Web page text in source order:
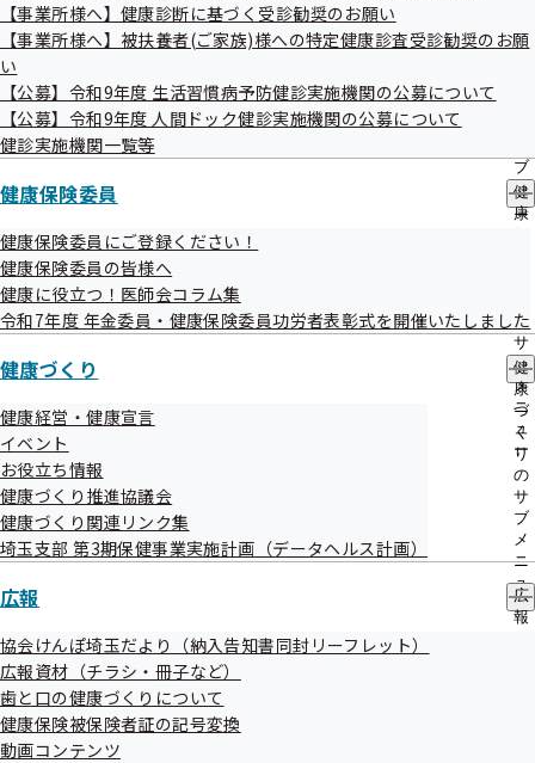
先
一
覧
サ
ブ
ニ
の
ブ
メ
ニ
ュ
【事業所様へ】健康診断に基づく受診勧奨のお願い
【事業所様へ】被扶養者(ご家族)様への特定健康診査受診勧奨のお願
い
【公募】令和9年度 生活習慣病予防健診実施機関の公募について
【公募】令和9年度 人間ドック健診実施機関の公募について
健診実施機関一覧等
健康保険委員
健
康
の
サ
ブ
メ
ニ
ュ
ー
健康保険委員にご登録ください！
健康保険委員の皆様へ
健康に役立つ！医師会コラム集
令和7年度 年金委員・健康保険委員功労者表彰式を開催いたしました
健康づくり
健
康
づ
く
り
の
サ
ブ
メ
ニ
ュ
ー
健康経営・健康宣言
イベント
お役立ち情報
健康づくり推進協議会
健康づくり関連リンク集
埼玉支部 第3期保健事業実施計画（データヘルス計画）
広報
広
報
協会けんぽ埼玉だより（納入告知書同封リーフレット）
広報資材（チラシ・冊子など）
歯と口の健康づくりについて
健康保険被保険者証の記号変換
動画コンテンツ
令和4年度 第5回埼玉支部評議会 資料
議事次第
資料1 令和５年度 埼玉支部保険料率について
資料2 令和４年度 埼玉支部事業計画実施状況（第３四半
期）
資料3 令和５年度 埼玉支部事業計画
資料4 令和５年度 支部保険者機能強化予算（案）
資料5-1 健康経営推進の取組みについて
資料5-2 第２期埼玉支部データヘルス計画の実施状況に
ついて
参考資料1 令和５年度 保険料率について
評議会配布資料等については、当時の資料番号・日付が
記載されている場合があります。ご了承ください。